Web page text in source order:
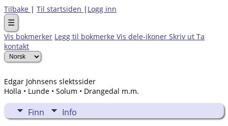
Tilbake | Til startsiden | Logg inn
☰
Vis bokmerker Legg til bokmerke Vis dele-ikoner Skriv ut Ta
kontakt
Edgar Johnsens slektssider
Holla • Lunde • Solum • Drangedal m.m.
Finn Info